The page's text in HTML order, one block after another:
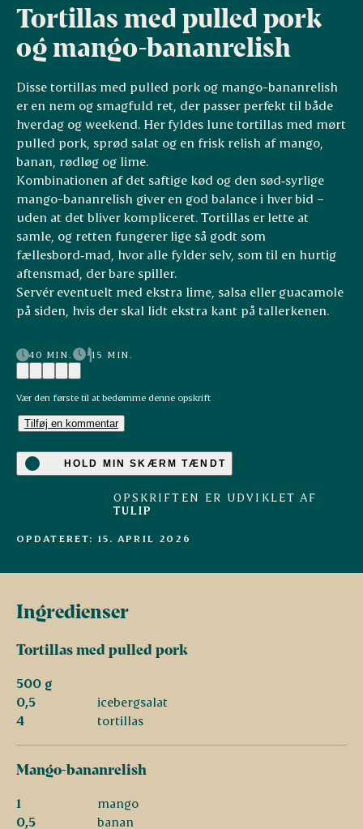
Tortillas med pulled pork
og mango-bananrelish
Disse tortillas med pulled pork og mango-bananrelish
er en nem og smagfuld ret, der passer perfekt til både
hverdag og weekend. Her fyldes lune tortillas med mørt
pulled pork, sprød salat og en frisk relish af mango,
banan, rødløg og lime.
Kombinationen af det saftige kød og den sød‑syrlige
mango-bananrelish giver en god balance i hver bid –
uden at det bliver kompliceret. Tortillas er lette at
samle, og retten fungerer lige så godt som
fællesbord‑mad, hvor alle fylder selv, som til en hurtig
aftensmad, der bare spiller.
Servér eventuelt med ekstra lime, salsa eller guacamole
på siden, hvis der skal lidt ekstra kant på tallerkenen.
40 MIN. 15 MIN.
Vær den første til at bedømme denne opskrift
Tilføj en kommentar
HOLD MIN SKÆRM TÆNDT
OPSKRIFTEN ER UDVIKLET AF
TULIP
OPDATERET: 15. APRIL 2026
Ingredienser
Tortillas med pulled pork
500 g
0,5
icebergsalat
4
tortillas
Mango-bananrelish
1
mango
0,5
banan